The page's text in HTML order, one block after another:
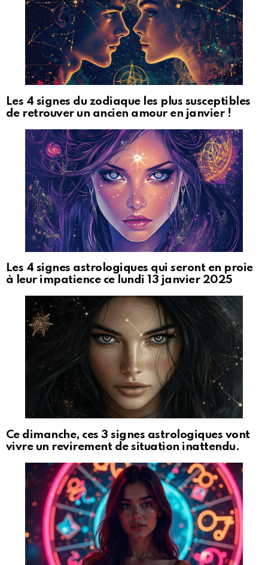
Les 4 signes du zodiaque les plus susceptibles
de retrouver un ancien amour en janvier !
Les 4 signes astrologiques qui seront en proie
à leur impatience ce lundi 13 janvier 2025
Ce dimanche, ces 3 signes astrologiques vont
vivre un revirement de situation inattendu.